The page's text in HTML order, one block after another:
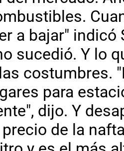
a bajar" indicó
sucedió. Y lo
costumbres.
para
dijo. Y
de la